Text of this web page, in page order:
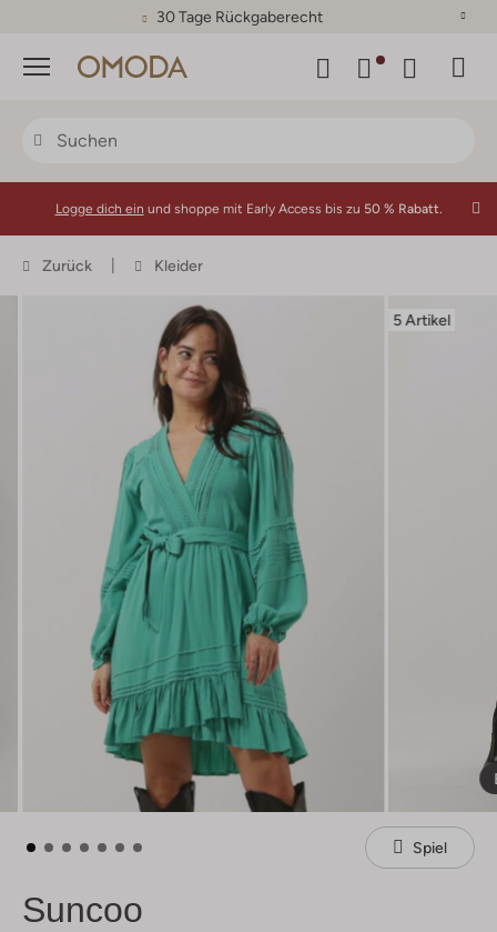
30 Tage Rückgaberecht
Menü
Logge dich ein und shoppe mit Early Access bis zu 50 % Rabatt.
Zurück Kleider
5 Artikel
Spiel
Suncoo